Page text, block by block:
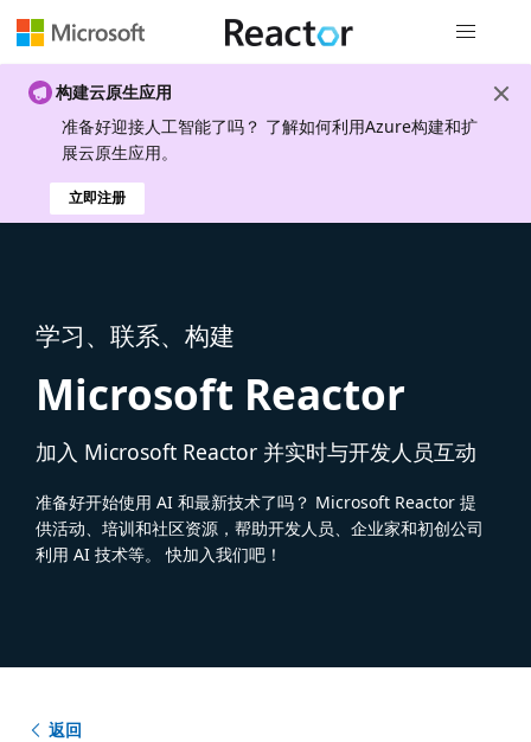
构建云原生应用
准备好迎接人工智能了吗？ 了解如何利用Azure构建和扩
展云原生应用。
立即注册
学习、联系、构建
Microsoft Reactor
加入 Microsoft Reactor 并实时与开发人员互动
准备好开始使用 AI 和最新技术了吗？ Microsoft Reactor 提
供活动、培训和社区资源，帮助开发人员、企业家和初创公司
利用 AI 技术等。 快加入我们吧！
返回